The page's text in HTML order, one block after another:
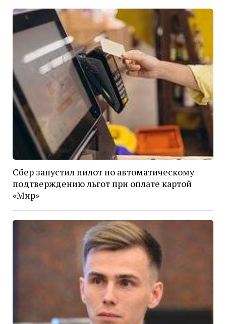
Сбер запустил пилот по автоматическому
подтверждению льгот при оплате картой
«Мир»